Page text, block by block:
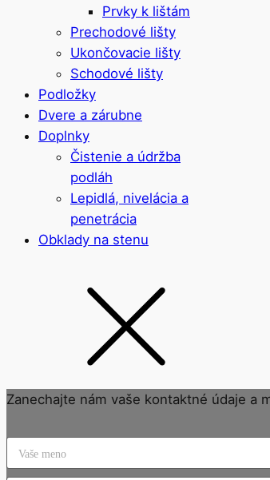
Prvky k lištám
Prechodové lišty
Ukončovacie lišty
Schodové lišty
Podložky
Dvere a zárubne
Doplnky
Čistenie a údržba
podláh
Lepidlá, nivelácia a
penetrácia
Obklady na stenu
Zanechajte nám vaše kontaktné údaje a